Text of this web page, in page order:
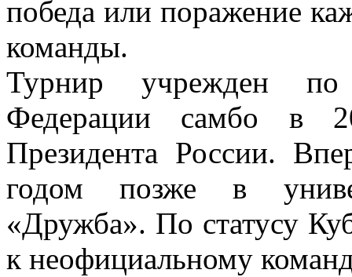
победа или поражение
команды.
Турнир учрежден по
Федерации самбо в
Президента России.
годом позже в
«Дружба». По статусу
к неофициальному